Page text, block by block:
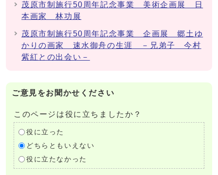
茂原市制施行50周年記念事業 美術企画展 日
本画家 林功展
茂原市制施行50周年記念事業 企画展 郷土ゆ
かりの画家 速水御舟の生涯 －兄弟子 今村
紫紅との出会い－
ご意見をお聞かせください
このページは役に立ちましたか？
役に立った
どちらともいえない
役に立たなかった